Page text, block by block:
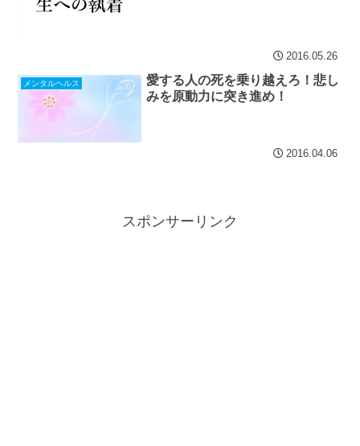
2016.05.26
メンタルヘルス
愛する人の死を乗り越えろ！悲し
みを原動力に突き進め！
2016.04.06
スポンサーリンク